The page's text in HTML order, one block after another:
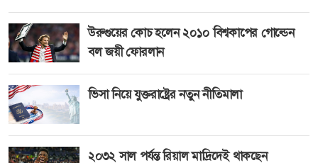
উরুগুয়ের কোচ হলেন ২০১০ বিশ্বকাপের গোল্ডেন
বল জয়ী ফোরলান
ভিসা নিয়ে যুক্তরাষ্ট্রের নতুন নীতিমালা
২০৩২ সাল পর্যন্ত রিয়াল মাদ্রিদেই থাকছেন